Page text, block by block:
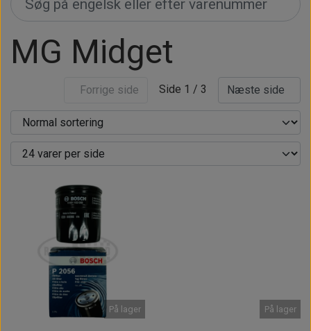
MG Midget
Forrige side Side 1 / 3 Næste side
På lager På lager